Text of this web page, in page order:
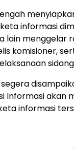
informasi
lain menggelar
komisioner,
Informasi akan
informasi